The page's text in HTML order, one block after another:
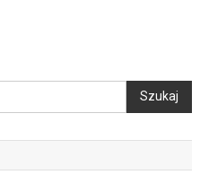
Szukaj